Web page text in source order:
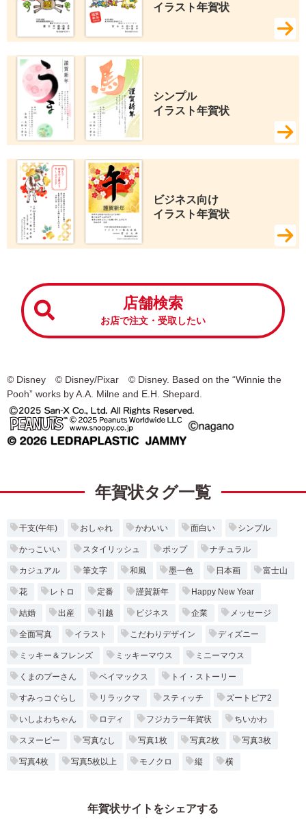
イラスト年賀状
シンプル
イラスト年賀状
ビジネス向け
イラスト年賀状
店舗検索
お店で注文・受取したい
© Disney © Disney/Pixar © Disney. Based on the “Winnie the
Pooh” works by A.A. Milne and E.H. Shepard.
年賀状タグ一覧
干支(午年) おしゃれ かわいい 面白い シンプル
かっこいい スタイリッシュ ポップ ナチュラル
カジュアル 筆文字 和風 墨一色 日本画 富士山
花 レトロ 定番 謹賀新年 Happy New Year
結婚 出産 引越 ビジネス 企業 メッセージ
全面写真 イラスト こだわりデザイン ディズニー
ミッキー＆フレンズ ミッキーマウス ミニーマウス
くまのプーさん ベイマックス トイ・ストーリー
すみっコぐらし リラックマ スティッチ ズートピア2
いしよわちゃん ロディ フジカラー年賀状 ちいかわ
スヌーピー 写真なし 写真1枚 写真2枚 写真3枚
写真4枚 写真5枚以上 モノクロ 縦 横
年賀状サイトをシェアする